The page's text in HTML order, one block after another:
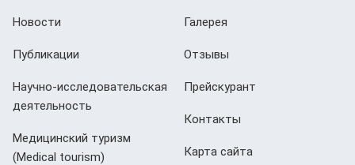
Новости
Публикации
Научно-исследовательская
деятельность
Медицинский туризм
(Мedical tourism)
Галерея
Отзывы
Прейскурант
Контакты
Карта сайта